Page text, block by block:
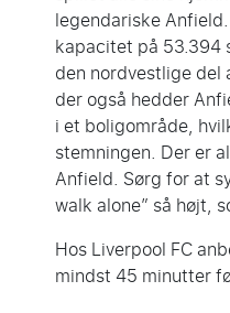
legendariske
kapacitet på 53.394
den nordvestlige
der også hedder
i et boligområde,
stemningen. Der er
Anfield. Sørg for at
walk alone” så højt,
Hos Liverpool FC
mindst 45 minutter